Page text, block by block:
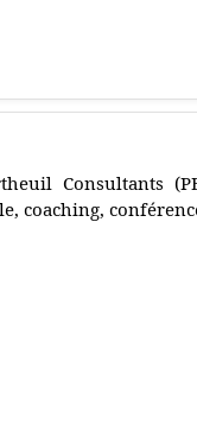
Consultants
coaching,